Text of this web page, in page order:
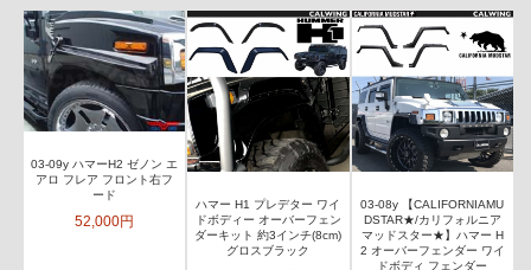
03-09y ハマーH2 ゼノン エ
アロ フレア フロント右フ
ード
52,000円
ハマー H1 プレデター ワイ
ドボディー オーバーフェン
ダーキット 約3インチ(8cm)
グロスブラック
03-08y 【CALIFORNIAMU
DSTAR★/カリフォルニア
マッドスター★】ハマー H
2 オーバーフェンダー ワイ
ドボディ フェンダー